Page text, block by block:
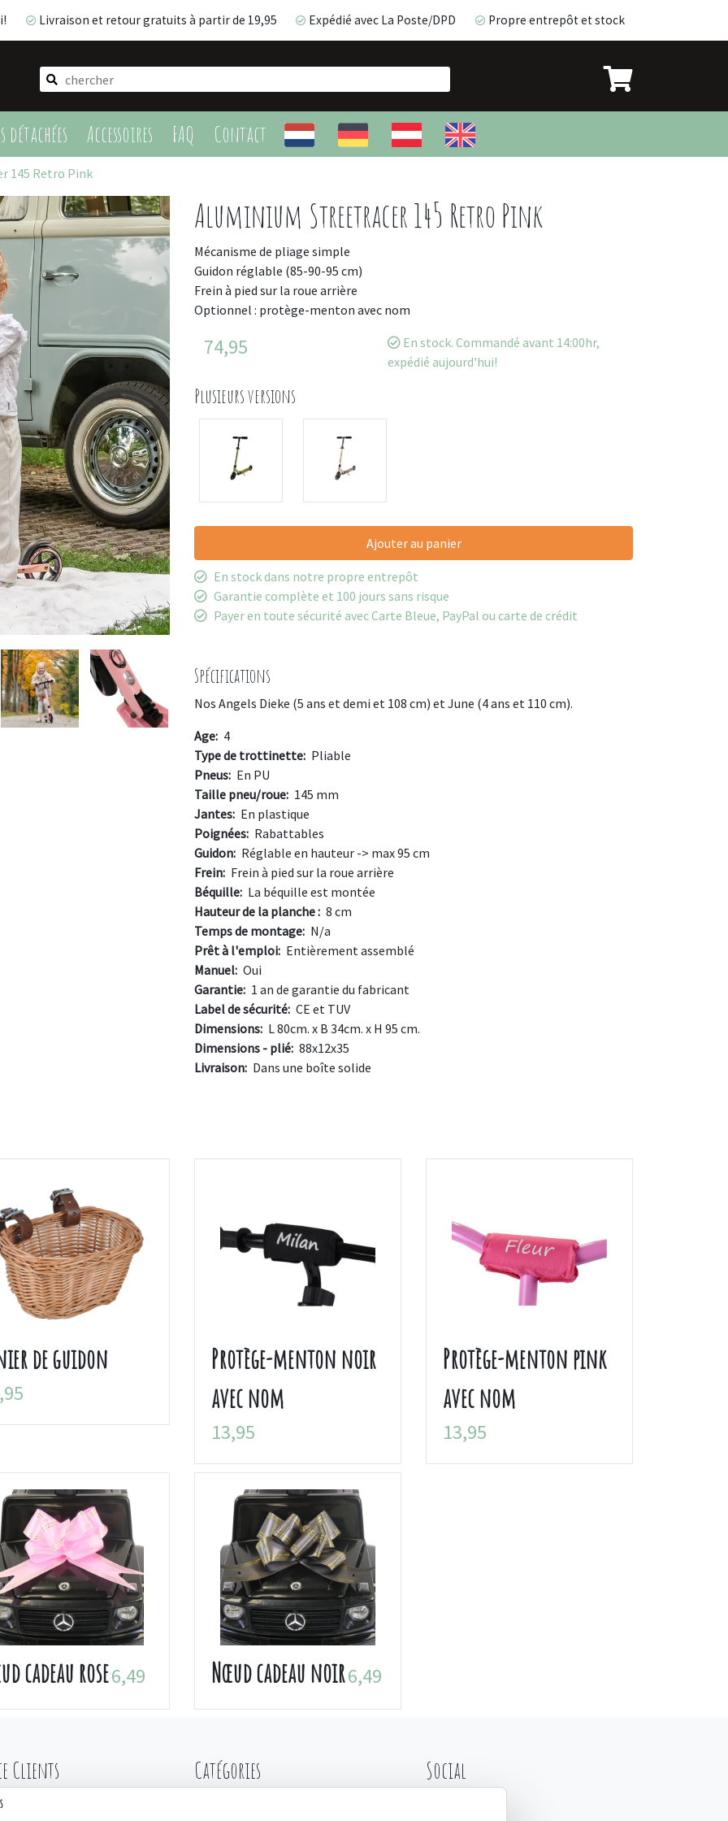
Livraison et retour gratuits à partir de 19,95 Expédié avec La Poste/DPD Propre entrepôt et stock
détachées Accessoires FAQ Contact
Livraison et retour gratuits à partir de 19,95 Expédié avec La Poste/DPD
145 Retro Pink
›
Aluminium Streetracer 145 Retro Pink
Mécanisme de pliage simple
Guidon réglable (85-90-95 cm)
Frein à pied sur la roue arrière
Optionnel : protège-menton avec nom
74,95
En stock. Commandé avant 14:00hr,
expédié aujourd'hui!
Plusieurs versions
Ajouter au panier
En stock dans notre propre entrepôt
Garantie complète et 100 jours sans risque
Payer en toute sécurité avec Carte Bleue, PayPal ou carte de crédit
Spécifications
Nos Angels Dieke (5 ans et demi et 108 cm) et June (4 ans et 110 cm).
Age: 4
Type de trottinette: Pliable
Pneus: En PU
Taille pneu/roue: 145 mm
Jantes: En plastique
Poignées: Rabattables
Guidon: Réglable en hauteur -> max 95 cm
Frein: Frein à pied sur la roue arrière
Béquille: La béquille est montée
Hauteur de la planche : 8 cm
Temps de montage: N/a
Prêt à l'emploi: Entièrement assemblé
Manuel: Oui
Garantie: 1 an de garantie du fabricant
Label de sécurité: CE et TUV
Dimensions: L 80cm. x B 34cm. x H 95 cm.
Dimensions - plié: 88x12x35
Livraison: Dans une boîte solide
de guidon
Protège-menton noir
avec nom
13,95
Protège-menton pink
avec nom
13,95
cadeau rose6,49 Nœud cadeau noir6,49
Clients Catégories Social